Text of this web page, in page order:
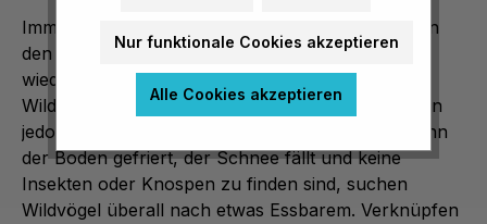
Immer wenn der Winter naht, fliegen viele Vögel in
den Süden und kommen erst zurück, wenn es
wieder wärmer wird. Einige unserer heimischen
Wildvögel, wie Amsel, Meise oder Sperling, bleiben
jedoch auch im bitteren Winter in der Heimat. Wenn
der Boden gefriert, der Schnee fällt und keine
Insekten oder Knospen zu finden sind, suchen
Wildvögel überall nach etwas Essbarem. Verknüpfen
Nur funktionale Cookies akzeptieren
Alle Cookies akzeptieren